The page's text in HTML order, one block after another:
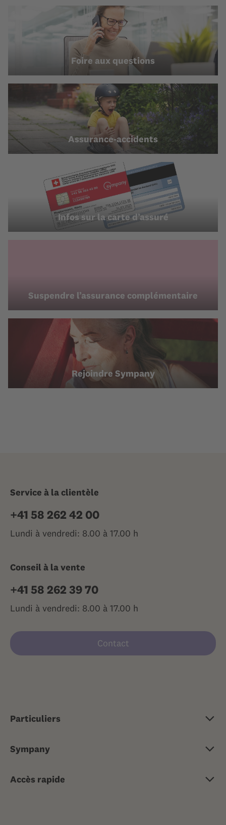
Foire aux questions
Assurance-accidents
Infos sur la carte d’assuré
Suspendre l’assurance complémentaire
Rejoindre Sympany
Service à la clientèle
+41 58 262 42 00
Lundi à vendredi: 8.00 à 17.00 h
Conseil à la vente
+41 58 262 39 70
Lundi à vendredi: 8.00 à 17.00 h
Contact
Particuliers
Assurance complémentaire
Assurances de risque
Sympany
Emplois & carrière
Accès rapide